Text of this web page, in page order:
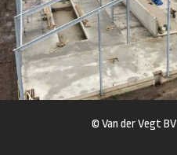
© Van der Vegt BV